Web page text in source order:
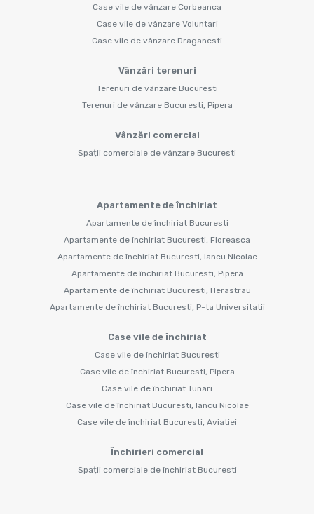
Case vile de vânzare Corbeanca
Case vile de vânzare Voluntari
Case vile de vânzare Draganesti
Vânzări terenuri
Terenuri de vânzare Bucuresti
Terenuri de vânzare Bucuresti, Pipera
Vânzări comercial
Spații comerciale de vânzare Bucuresti
Apartamente de închiriat
Apartamente de închiriat Bucuresti
Apartamente de închiriat Bucuresti, Floreasca
Apartamente de închiriat Bucuresti, Iancu Nicolae
Apartamente de închiriat Bucuresti, Pipera
Apartamente de închiriat Bucuresti, Herastrau
Apartamente de închiriat Bucuresti, P-ta Universitatii
Case vile de închiriat
Case vile de închiriat Bucuresti
Case vile de închiriat Bucuresti, Pipera
Case vile de închiriat Tunari
Case vile de închiriat Bucuresti, Iancu Nicolae
Case vile de închiriat Bucuresti, Aviatiei
Închirieri comercial
Spații comerciale de închiriat Bucuresti